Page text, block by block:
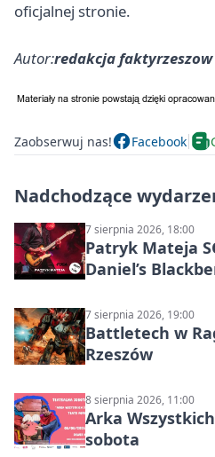
oficjalnej stronie.
Autor:redakcja faktyrzeszow
Zaobserwuj nas! Facebook
Nadchodzące
7 sierpnia 2026, 18:00
Patryk Mateja
Daniel’s
7 sierpnia 2026, 19:00
Battletech w
Rzeszów
8 sierpnia 2026, 11:00
Arka
sobota